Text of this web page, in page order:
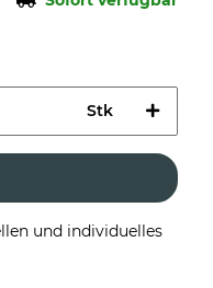
Stk
und individuelles